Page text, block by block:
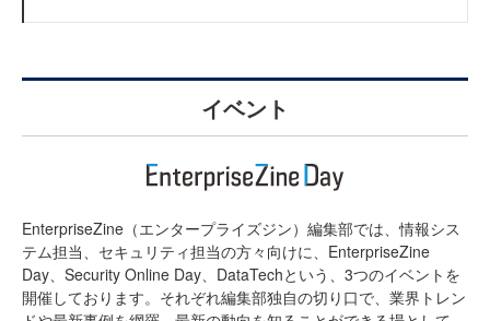
イベント
EnterpriseZine（エンタープライズジン）編集部では、情報シス
テム担当、セキュリティ担当の方々向けに、EnterpriseZine
Day、Security Online Day、DataTechという、3つのイベントを
開催しております。それぞれ編集部独自の切り口で、業界トレン